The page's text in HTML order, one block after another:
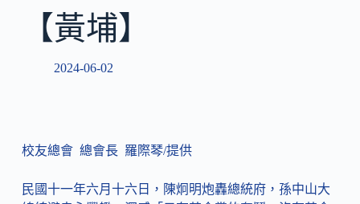
【黃埔】
2024-06-02
校友總會 總會長 羅際琴/提供
民國十一年六月十六日，陳炯明炮轟總統府，孫中山大